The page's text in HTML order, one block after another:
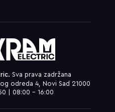
Sva prava zadržana
odreda 4, Novi Sad 21000
| 08:00 – 16:00